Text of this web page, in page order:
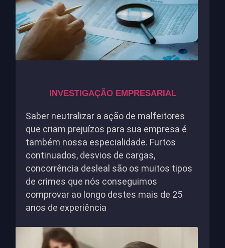
INVESTIGAÇÃO EMPRESARIAL
Saber neutralizar a ação de malfeitores
que criam prejuízos para sua empresa é
também nossa especialidade. Furtos
continuados, desvios de cargas,
concorrência desleal são os muitos tipos
de crimes que nós conseguimos
comprovar ao longo destes mais de 25
anos de experiência